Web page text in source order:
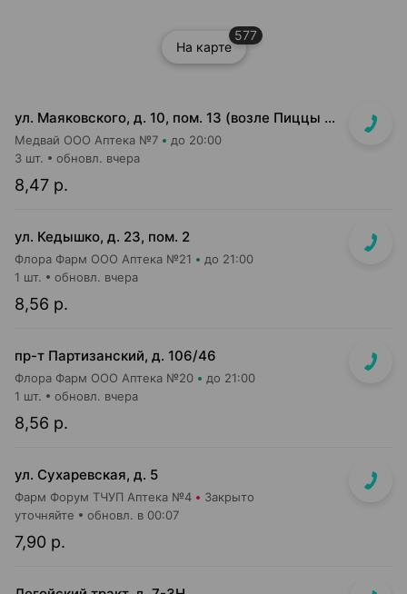
На карте
577
ул. Маяковского, д. 10, пом. 13 (возле Пиццы Мании)
Медвай ООО Аптека №7 до 20:00
8,47 р.
3 шт. обновл. вчера
ул. Кедышко, д. 23, пом. 2
Флора Фарм ООО Аптека №21 до 21:00
8,56 р.
1 шт. обновл. вчера
пр-т Партизанский, д. 106/46
Флора Фарм ООО Аптека №20 до 21:00
8,56 р.
1 шт. обновл. вчера
ул. Сухаревская, д. 5
Фарм Форум ТЧУП Аптека №4 Закрыто
7,90 р.
уточняйте обновл. в 00:07